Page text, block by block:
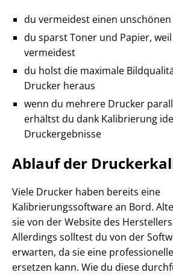
du vermeidest einen
du sparst Toner und Papier,
vermeidest
du holst die maximale
Drucker heraus
wenn du mehrere Drucker
erhältst du dank Kalibrierung
Druckergebnisse
Ablauf der
Viele Drucker haben bereits eine
Kalibrierungssoftware an Bord.
sie von der Website des
Allerdings solltest du von der
erwarten, da sie eine
ersetzen kann. Wie du diese